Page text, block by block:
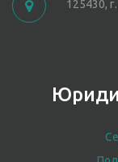
125430,